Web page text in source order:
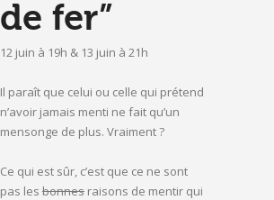
de fer”
12 juin à 19h & 13 juin à 21h
Il paraît que celui ou celle qui prétend
n’avoir jamais menti ne fait qu’un
mensonge de plus. Vraiment ?
Ce qui est sûr, c’est que ce ne sont
pas les bonnes raisons de mentir qui